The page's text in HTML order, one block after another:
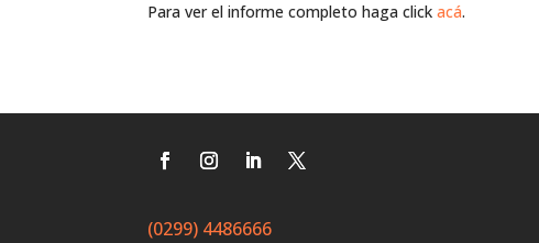
Para ver el informe completo haga clickacá.
(0299) 4486666